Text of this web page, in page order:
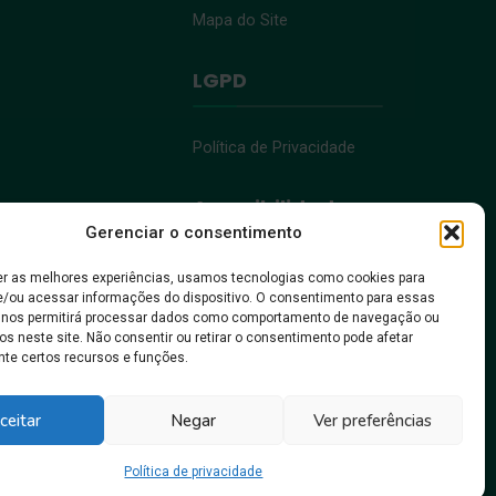
Gerenciar o consentimento
as melhores experiências, usamos tecnologias como cookies para
ou acessar informações do dispositivo. O consentimento para essas
permitirá processar dados como comportamento de navegação ou
neste site. Não consentir ou retirar o consentimento pode afetar
certos recursos e funções.
Negar Ver preferências
Política de privacidade
Mapa do Site
LGPD
Política de Privacidade
Acessibilidade
Acessibilidade
pra gente crescer!